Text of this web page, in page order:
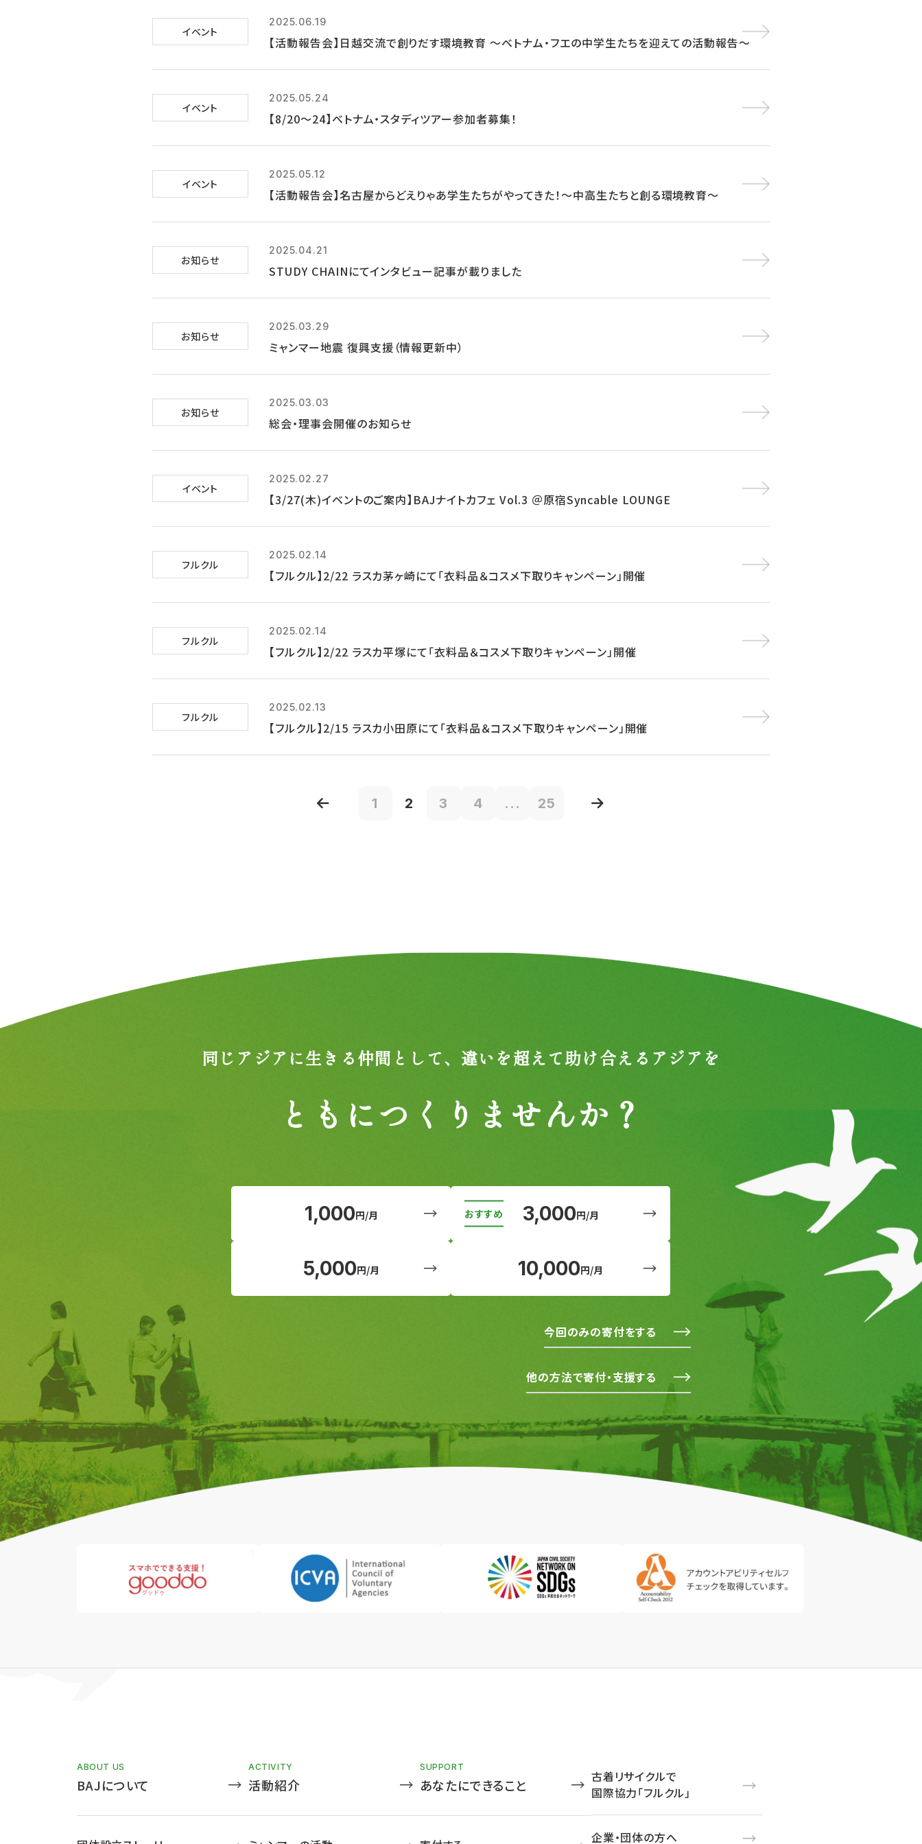
イベント
2025.06.19
【活動報告会】日越交流で創りだす環境教育 ～ベトナム・フエの中学生たちを迎えての活動報告～
イベント
2025.05.24
【8/20～24】ベトナム・スタディツアー参加者募集！
イベント
2025.05.12
【活動報告会】名古屋からどえりゃあ学生たちがやってきた！～中高生たちと創る環境教育～
お知らせ
2025.04.21
STUDY CHAINにてインタビュー記事が載りました
お知らせ
2025.03.29
ミャンマー地震 復興支援（情報更新中）
お知らせ
2025.03.03
総会・理事会開催のお知らせ
イベント
2025.02.27
【3/27(木)イベントのご案内】BAJナイトカフェ Vol.3 ＠原宿Syncable LOUNGE
フルクル
2025.02.14
【フルクル】2/22 ラスカ茅ヶ崎にて「衣料品＆コスメ下取りキャンペーン」開催
フルクル
2025.02.14
【フルクル】2/22 ラスカ平塚にて「衣料品＆コスメ下取りキャンペーン」開催
フルクル
2025.02.13
【フルクル】2/15 ラスカ小田原にて「衣料品＆コスメ下取りキャンペーン」開催
1 2 3 4 ... 25
同じアジアに生きる仲間として、 違いを超えて助け合えるアジアを
ともにつくりませんか？
1,000円/月 3,000円/月
5,000円/月 10,000円/月
今回のみの寄付をする
他の方法で寄付・支援する
ABOUT US
BAJについて
ACTIVITY
活動紹介
SUPPORT
あなたにできること
古着リサイクルで
国際協力「フルクル」
企業・団体の方へ